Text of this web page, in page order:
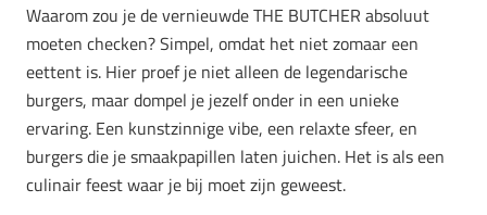
Waarom zou je de vernieuwde THE BUTCHER absoluut
moeten checken? Simpel, omdat het niet zomaar een
eettent is. Hier proef je niet alleen de legendarische
burgers, maar dompel je jezelf onder in een unieke
ervaring. Een kunstzinnige vibe, een relaxte sfeer, en
burgers die je smaakpapillen laten juichen. Het is als een
culinair feest waar je bij moet zijn geweest.